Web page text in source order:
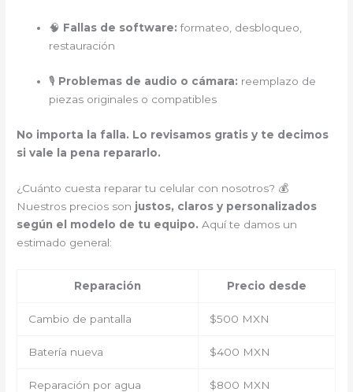
🧠 Fallas de software: formateo, desbloqueo,
restauración
🎙️ Problemas de audio o cámara: reemplazo de
piezas originales o compatibles
No importa la falla. Lo revisamos gratis y te decimos
si vale la pena repararlo.
¿Cuánto cuesta reparar tu celular con nosotros? 💰
Nuestros precios son justos, claros y personalizados
según el modelo de tu equipo. Aquí te damos un
estimado general:
Reparación Precio desde
Cambio de pantalla $500 MXN
Batería nueva $400 MXN
Reparación por agua $800 MXN